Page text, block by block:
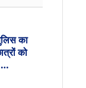
का
को